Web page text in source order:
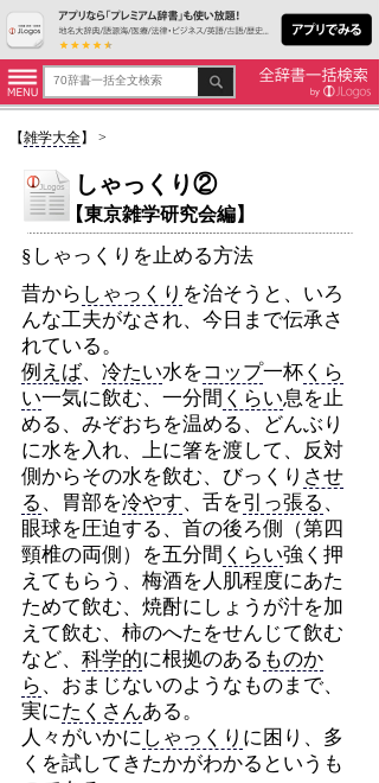
【雑学大全】 >
しゃっくり②
【東京雑学研究会編】
§しゃっくりを止める方法
昔から しゃっくり を治そうと、いろ
んな工夫がなされ、今日まで伝承さ
れている。
例えば、 冷たい水をコップ一杯くら
い一気に飲む、一分間 くらい息を止
める、みぞおちを温める、どんぶり
に水を入れ、上に箸を渡して、反対
側からその水を飲む、びっくり させ
る 、胃部を冷やす、舌を引っ張る 、
眼球を圧迫する、首の後ろ側（第四
頸椎の両側）を五分間 くらい強く押
えてもらう、梅酒を人肌程度にあた
ためて飲む、焼酎にしょうが汁を加
えて飲む、柿のへたをせんじて飲む
など、 科学的に根拠のある ものか
ら 、おまじないのようなものまで、
実にたくさんある。
人々がいかに しゃっくり に困り、多
くを試してきたかがわかるというも